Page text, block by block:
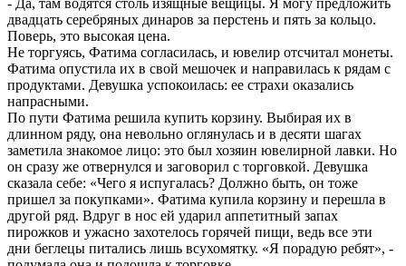
двадцать серебряных динаров за перстень и пять за кольцо.
Поверь, это высокая цена.
Не торгуясь, Фатима согласилась, и ювелир отсчитал монеты.
Фатима опустила их в свой мешочек и направилась к рядам с
продуктами. Девушка успокоилась: ее страхи оказались
напрасными.
По пути Фатима решила купить корзину. Выбирая их в
длинном ряду, она невольно оглянулась и в десяти шагах
заметила знакомое лицо: это был хозяин ювелирной лавки. Но
он сразу же отвернулся и заговорил с торговкой. Девушка
сказала себе: «Чего я испугалась? Должно быть, он тоже
пришел за покупками». Фатима купила корзину и перешла в
другой ряд. Вдруг в нос ей ударил аппетитный запах
пирожков и ужасно захотелось горячей пищи, ведь все эти
дни беглецы питались лишь всухомятку. «Я порадую ребят», -